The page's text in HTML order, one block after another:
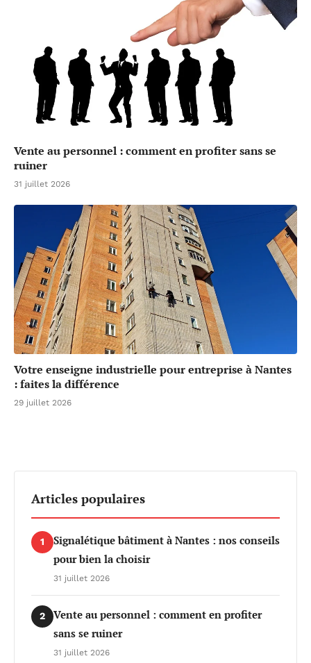
Vente au personnel : comment en profiter sans se
ruiner
31 juillet 2026
Votre enseigne industrielle pour entreprise à Nantes
: faites la différence
29 juillet 2026
Articles populaires
1
Signalétique bâtiment à Nantes : nos conseils
pour bien la choisir
31 juillet 2026
2
Vente au personnel : comment en profiter
sans se ruiner
31 juillet 2026